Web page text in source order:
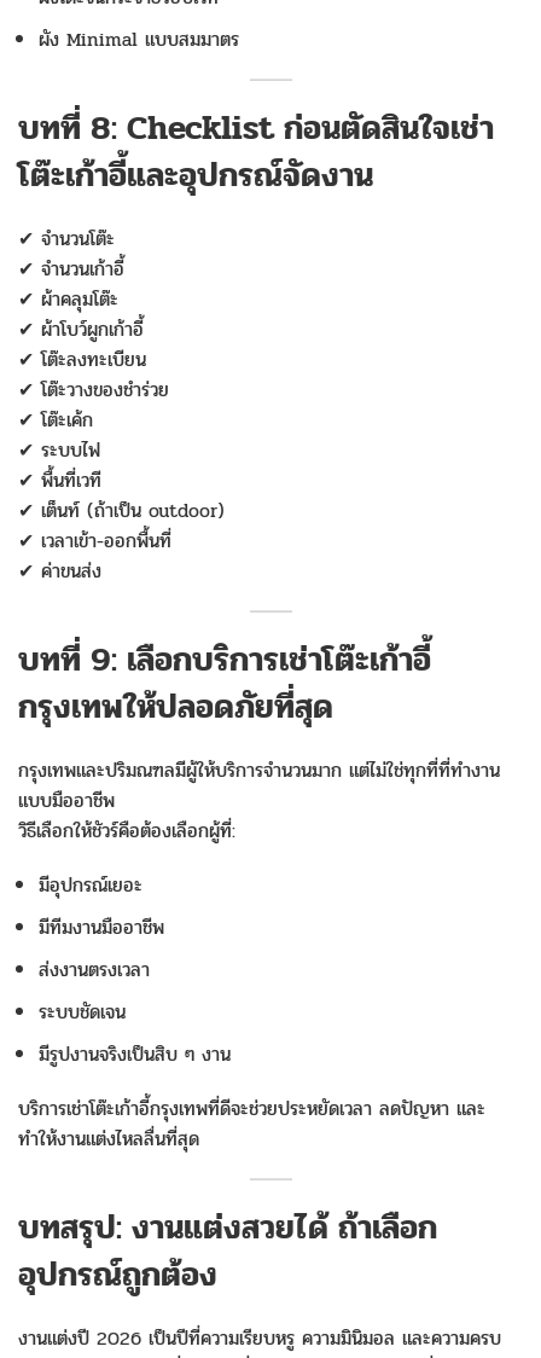
ผัง Minimal แบบสมมาตร
บทที่ 8: Checklist ก่อนตัดสินใจเช่า
โต๊ะเก้าอี้และอุปกรณ์จัดงาน
✔ จำนวนโต๊ะ
✔ จำนวนเก้าอี้
✔ ผ้าคลุมโต๊ะ
✔ ผ้าโบว์ผูกเก้าอี้
✔ โต๊ะลงทะเบียน
✔ โต๊ะวางของชำร่วย
✔ โต๊ะเค้ก
✔ ระบบไฟ
✔ พื้นที่เวที
✔ เต็นท์ (ถ้าเป็น outdoor)
✔ เวลาเข้า-ออกพื้นที่
✔ ค่าขนส่ง
บทที่ 9: เลือกบริการเช่าโต๊ะเก้าอี้
กรุงเทพให้ปลอดภัยที่สุด
กรุงเทพและปริมณฑลมีผู้ให้บริการจำนวนมาก แต่ไม่ใช่ทุกที่ที่ทำงาน
แบบมืออาชีพ
วิธีเลือกให้ชัวร์คือต้องเลือกผู้ที่:
มีอุปกรณ์เยอะ
มีทีมงานมืออาชีพ
ส่งงานตรงเวลา
ระบบชัดเจน
มีรูปงานจริงเป็นสิบ ๆ งาน
บริการเช่าโต๊ะเก้าอี้กรุงเทพที่ดีจะช่วยประหยัดเวลา ลดปัญหา และ
ทำให้งานแต่งไหลลื่นที่สุด
บทสรุป: งานแต่งสวยได้ ถ้าเลือก
อุปกรณ์ถูกต้อง
งานแต่งปี 2026 เป็นปีที่ความเรียบหรู ความมินิมอล และความครบ